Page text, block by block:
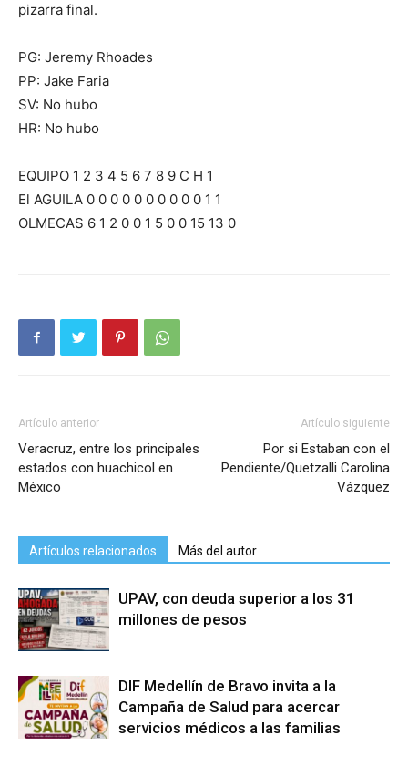
pizarra final.
PG: Jeremy Rhoades
PP: Jake Faria
SV: No hubo
HR: No hubo
EQUIPO 1 2 3 4 5 6 7 8 9 C H 1
El AGUILA 0 0 0 0 0 0 0 0 0 0 1 1
OLMECAS 6 1 2 0 0 1 5 0 0 15 13 0
Artículo anterior
Veracruz, entre los principales
estados con huachicol en
México
Artículo siguiente
Por si Estaban con el
Pendiente/Quetzalli Carolina
Vázquez
Artículos relacionados Más del autor
UPAV, con deuda superior a los 31
millones de pesos
DIF Medellín de Bravo invita a la
Campaña de Salud para acercar
servicios médicos a las familias